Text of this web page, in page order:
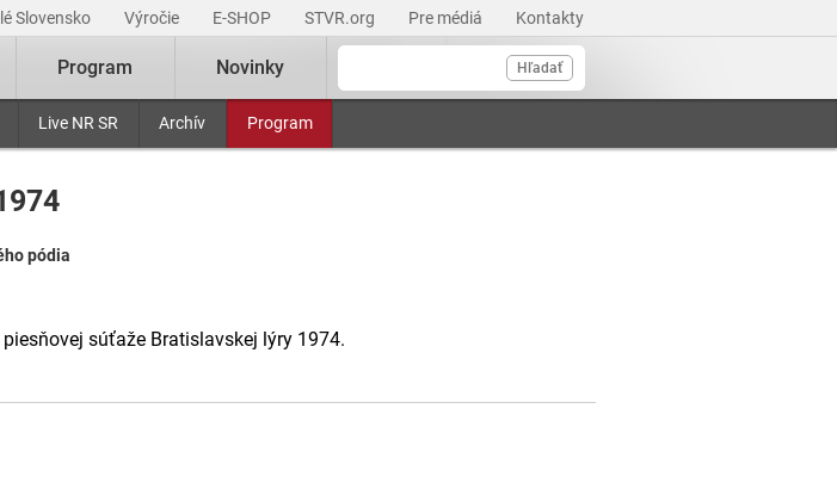
Slovensko Výročie E-SHOP STVR.org Pre médiá Kontakty
Hľadať
Live NR SR Archív Program
Program Novinky
pódia
súťaže Bratislavskej lýry 1974.